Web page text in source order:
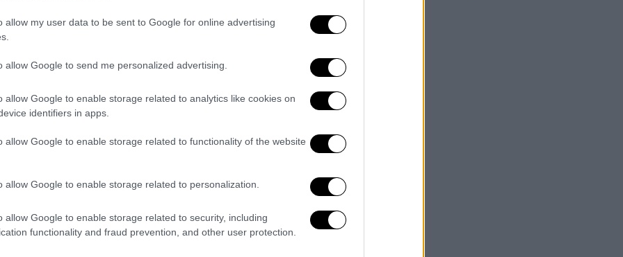
allow my user data to be sent to Google for online advertising
allow Google to send me personalized advertising.
allow Google to enable storage related to analytics like cookies on
identifiers in apps.
allow Google to enable storage related to functionality of the website
allow Google to enable storage related to personalization.
allow Google to enable storage related to security, including
functionality and fraud prevention, and other user protection.
Το Θωρηκτό Αβέρωφ στο Φάληρο:
Τούρκους δυο φορές γλύτωσε από
«Του Αβέρωφ τα κανόνια. Δέκα πήχες
μακριά»… Τραγούδι που γράφτηκε για
το θρυλικό πολεμικό πλοίο της
Πλωτό Ναυτικό Μουσείο.
Ελλάδα|19.06.2022 15:57